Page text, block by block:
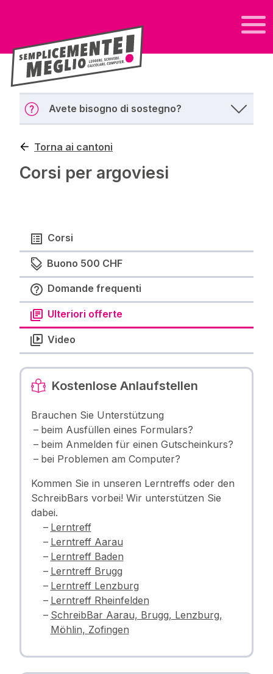
Avete bisogno di sostegno?
Torna ai cantoni
Corsi per argoviesi
Corsi
Buono 500 CHF
Domande frequenti
Ulteriori offerte
Video
Kostenlose Anlaufstellen
Brauchen Sie Unterstützung
beim Ausfüllen eines Formulars?
beim Anmelden für einen Gutscheinkurs?
bei Problemen am Computer?
Kommen Sie in unseren Lerntreffs oder den
SchreibBars vorbei! Wir unterstützen Sie
dabei.
Lerntreff
Lerntreff Aarau
Lerntreff Baden
Lerntreff Brugg
Lerntreff Lenzburg
Lerntreff Rheinfelden
SchreibBar Aarau, Brugg, Lenzburg,
Möhlin, Zofingen